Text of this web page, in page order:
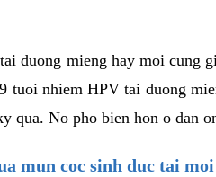
duong mieng hay moi cung
tuoi nhiem HPV tai duong
qua. No pho bien hon o dan
mun coc sinh duc tai moi